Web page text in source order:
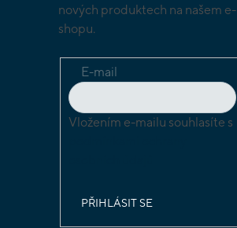
nových produktech na našem e-
shopu.
E-mail
Vložením e-mailu souhlasíte s
PŘIHLÁSIT SE